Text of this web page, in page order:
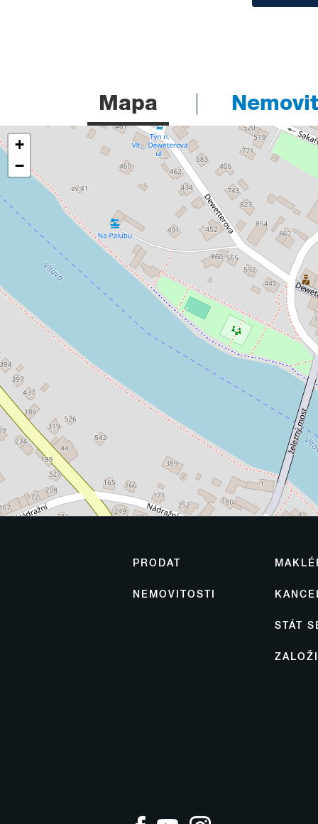
Mapa
+
−
PRODAT
NEMOVITOSTI
STÁT